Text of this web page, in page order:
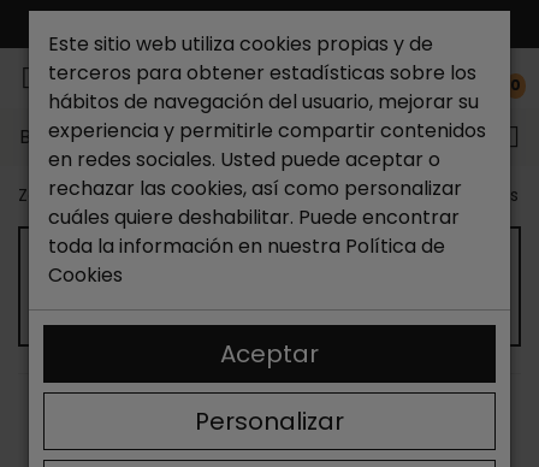
0
Buscar...
Zapateria Catchalot Outlet zapatos Outlet zapatos
OUTLET DE ZAPATOS IMPERMEABLES DE
Mostrando 1-10 de 10 artículo(s)
Este sitio web utiliza cookies propias y de
terceros para obtener estadísticas sobre los
hábitos de navegación del usuario, mejorar su
experiencia y permitirle compartir contenidos
en redes sociales. Usted puede aceptar o
rechazar las cookies, así como personalizar
cuáles quiere deshabilitar. Puede encontrar
toda la información en nuestra Política de
Cookies
Personalizar
Aceptar